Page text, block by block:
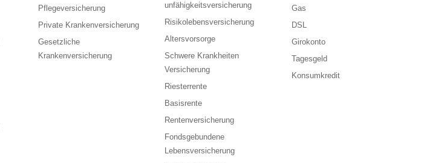
Pflegeversicherung
Private Krankenversicherung
Gesetzliche
Krankenversicherung
unfähigkeitsversicherung
Risikolebensversicherung
Altersvorsorge
Schwere Krankheiten
Versicherung
Riesterrente
Basisrente
Rentenversicherung
Fondsgebundene
Lebensversicherung
Gas
DSL
Girokonto
Tagesgeld
Konsumkredit